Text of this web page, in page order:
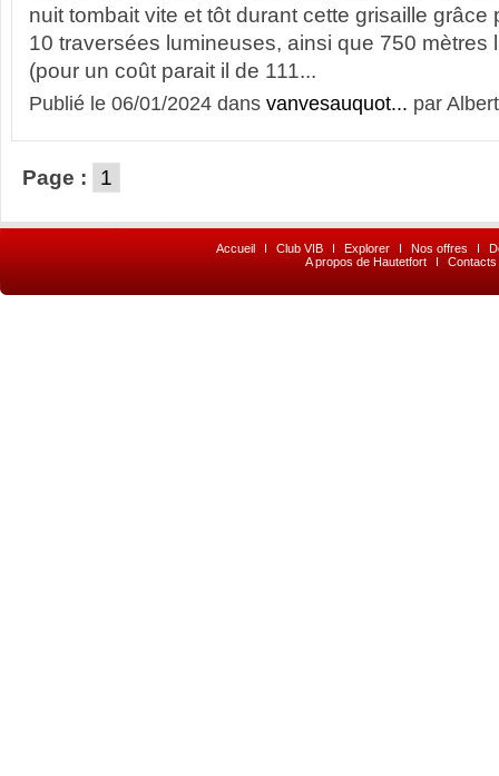
nuit tombait vite et tôt durant cette grisaille grâce
10 traversées lumineuses, ainsi que 750 mètres
(pour un coût parait il de 111...
Publié le 06/01/2024 dans vanvesauquot... par
Page : 1
Accueil I Club VIB I Explorer I Nos offres I
A propos de Hautetfort
I Contacts